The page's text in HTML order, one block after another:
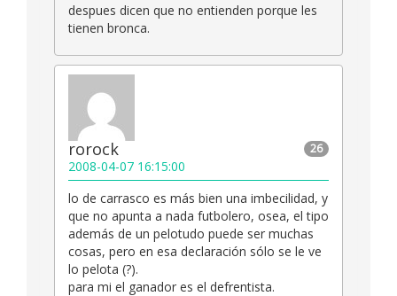
despues dicen que no entienden porque les
tienen bronca.
26
rorock
2008-04-07 16:15:00
lo de carrasco es más bien una imbecilidad, y
que no apunta a nada futbolero, osea, el tipo
además de un pelotudo puede ser muchas
cosas, pero en esa declaración sólo se le ve
lo pelota (?).
para mi el ganador es el defrentista.